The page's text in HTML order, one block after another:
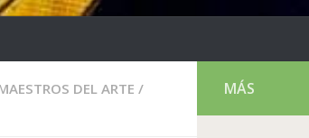
DEL ARTE /
MÁS